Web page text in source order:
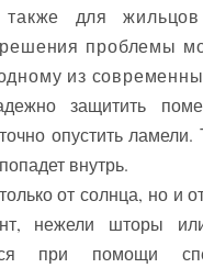
в
для
проблемы
из
защитить
опустить
внутрь.
от солнца, но и
нежели шторы
при помощи